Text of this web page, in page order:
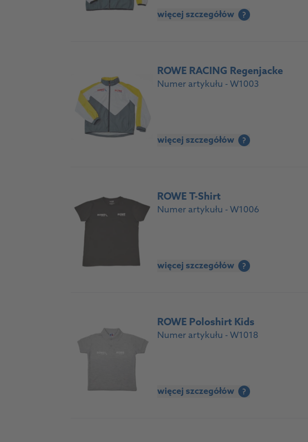
więcej szczegółów ?
ROWE RACING Regenjacke
Numer artykułu - W1003
więcej szczegółów ?
ROWE T-Shirt
Numer artykułu - W1006
więcej szczegółów ?
ROWE Poloshirt Kids
Numer artykułu - W1018
więcej szczegółów ?